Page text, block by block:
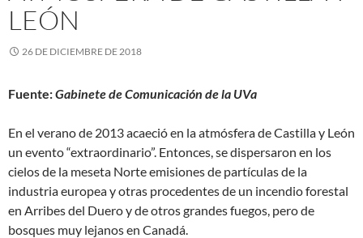
LEÓN
26 DE DICIEMBRE DE 2018
Fuente:Gabinete de Comunicación de la UVa
En el verano de 2013 acaeció en la atmósfera de Castilla y León
un evento “extraordinario”. Entonces, se dispersaron en los
cielos de la meseta Norte emisiones de partículas de la
industria europea y otras procedentes de un incendio forestal
en Arribes del Duero y de otros grandes fuegos, pero de
bosques muy lejanos en Canadá.